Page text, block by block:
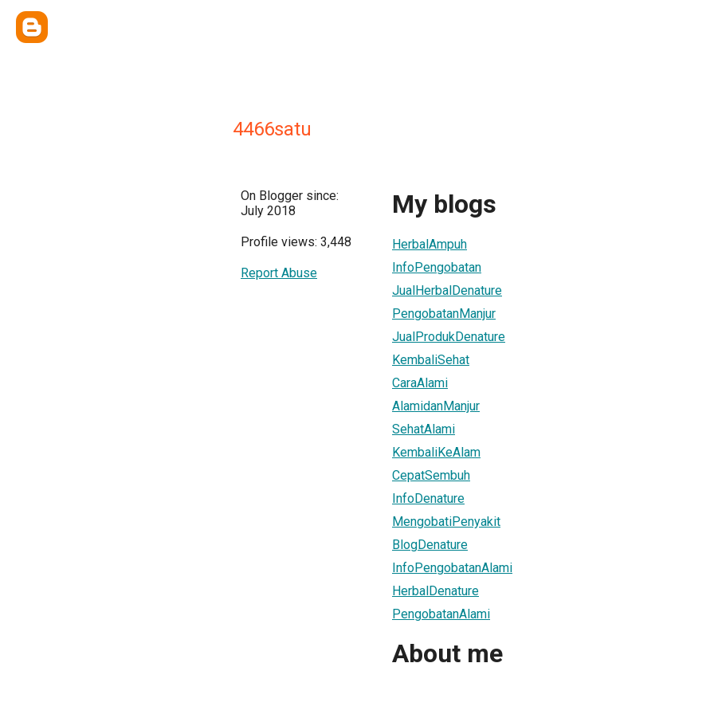
4466satu
On Blogger since:
July 2018
Profile views: 3,448
Report Abuse
My blogs
HerbalAmpuh
InfoPengobatan
JualHerbalDenature
PengobatanManjur
JualProdukDenature
KembaliSehat
CaraAlami
AlamidanManjur
SehatAlami
KembaliKeAlam
CepatSembuh
InfoDenature
MengobatiPenyakit
BlogDenature
InfoPengobatanAlami
HerbalDenature
PengobatanAlami
About me